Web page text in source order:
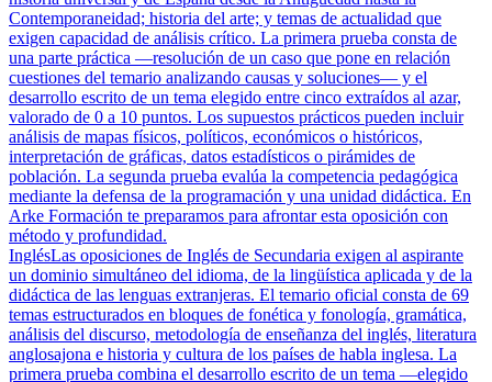
Contemporaneidad; historia del arte; y temas de actualidad que
exigen capacidad de análisis crítico. La primera prueba consta de
una parte práctica —resolución de un caso que pone en relación
cuestiones del temario analizando causas y soluciones— y el
desarrollo escrito de un tema elegido entre cinco extraídos al azar,
valorado de 0 a 10 puntos. Los supuestos prácticos pueden incluir
análisis de mapas físicos, políticos, económicos o históricos,
interpretación de gráficas, datos estadísticos o pirámides de
población. La segunda prueba evalúa la competencia pedagógica
mediante la defensa de la programación y una unidad didáctica. En
Arke Formación te preparamos para afrontar esta oposición con
método y profundidad.
InglésLas oposiciones de Inglés de Secundaria exigen al aspirante
un dominio simultáneo del idioma, de la lingüística aplicada y de la
didáctica de las lenguas extranjeras. El temario oficial consta de 69
temas estructurados en bloques de fonética y fonología, gramática,
análisis del discurso, metodología de enseñanza del inglés, literatura
anglosajona e historia y cultura de los países de habla inglesa. La
primera prueba combina el desarrollo escrito de un tema —elegido